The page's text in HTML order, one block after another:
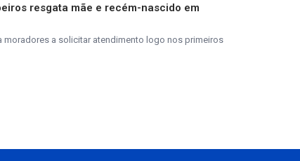
resgata mãe e recém-nascido em
moradores a solicitar atendimento logo nos primeiros